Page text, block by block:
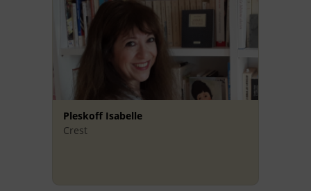
Pleskoff Isabelle
Crest